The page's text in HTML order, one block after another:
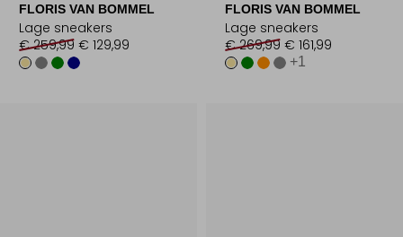
FLORIS VAN BOMMEL
Lage sneakers
€ 259,99 € 129,99
FLORIS VAN BOMMEL
Lage sneakers
€ 269,99 € 161,99
+1